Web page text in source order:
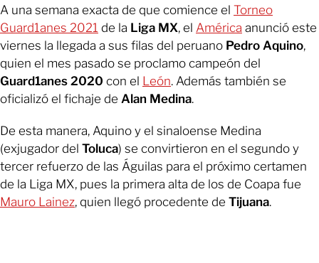
A una semana exacta de que comience el Torneo
Guard1anes 2021 de la Liga MX, el América anunció este
viernes la llegada a sus filas del peruano Pedro Aquino,
quien el mes pasado se proclamo campeón del
Guard1anes 2020 con el León. Además también se
oficializó el fichaje de Alan Medina.
De esta manera, Aquino y el sinaloense Medina
(exjugador del Toluca) se convirtieron en el segundo y
tercer refuerzo de las Águilas para el próximo certamen
de la Liga MX, pues la primera alta de los de Coapa fue
Mauro Lainez, quien llegó procedente de Tijuana.